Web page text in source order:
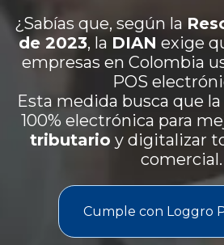
¿Sabías que, según la
de 2023, la DIAN exige
empresas en Colombia
POS
Esta medida busca que
100% electrónica para
tributario y digitalizar
comercial.
Cumple con Loggro